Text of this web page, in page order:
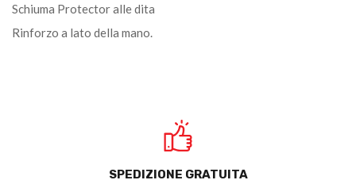
Schiuma Protector alle dita
Rinforzo a lato della mano.
SPEDIZIONE GRATUITA